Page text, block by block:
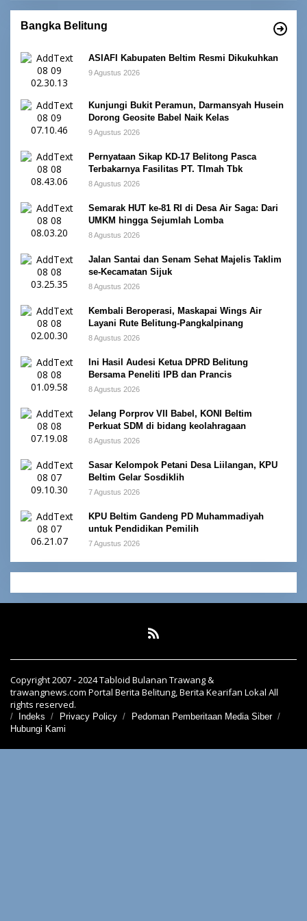
Bangka Belitung
ASIAFI Kabupaten Beltim Resmi Dikukuhkan
9 Agustus 2026
Kunjungi Bukit Peramun, Darmansyah Husein
Dorong Geosite Babel Naik Kelas
9 Agustus 2026
Pernyataan Sikap KD-17 Belitong Pasca
Terbakarnya Fasilitas PT. TImah Tbk
8 Agustus 2026
Semarak HUT ke-81 RI di Desa Air Saga: Dari
UMKM hingga Sejumlah Lomba
8 Agustus 2026
Jalan Santai dan Senam Sehat Majelis Taklim
se-Kecamatan Sijuk
8 Agustus 2026
Kembali Beroperasi, Maskapai Wings Air
Layani Rute Belitung-Pangkalpinang
8 Agustus 2026
Ini Hasil Audesi Ketua DPRD Belitung
Bersama Peneliti IPB dan Prancis
8 Agustus 2026
Jelang Porprov VII Babel, KONI Beltim
Perkuat SDM di bidang keolahragaan
8 Agustus 2026
Sasar Kelompok Petani Desa Liilangan, KPU
Beltim Gelar Sosdiklih
7 Agustus 2026
KPU Beltim Gandeng PD Muhammadiyah
untuk Pendidikan Pemilih
7 Agustus 2026
Copyright 2007 - 2024 Tabloid Bulanan Trawang &
trawangnews.com Portal Berita Belitung, Berita Kearifan Lokal All
rights reserved.
Indeks Privacy Policy
Pedoman Pemberitaan Media Siber
Hubungi Kami